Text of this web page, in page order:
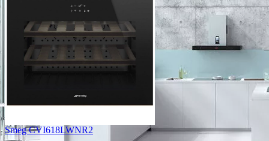
Smeg CVI618LWNR2